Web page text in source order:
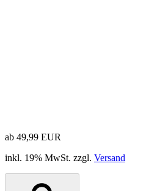
ab 49,99 EUR
inkl. 19% MwSt. zzgl. Versand